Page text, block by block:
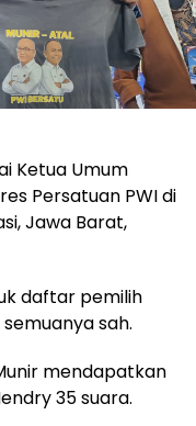
Ketua Umum
Persatuan PWI di
Jawa Barat,
daftar pemilih
sah.
mendapatkan
35 suara.